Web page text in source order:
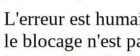
L'erreur est
le blocage n'est